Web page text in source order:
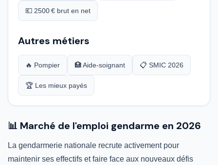
💶 2500 € brut en net
Autres métiers
🔥 Pompier 🏥 Aide-soignant 📋 SMIC 2026
🏆 Les mieux payés
📊 Marché de l'emploi gendarme en 2026
La gendarmerie nationale recrute activement pour
maintenir ses effectifs et faire face aux nouveaux défis